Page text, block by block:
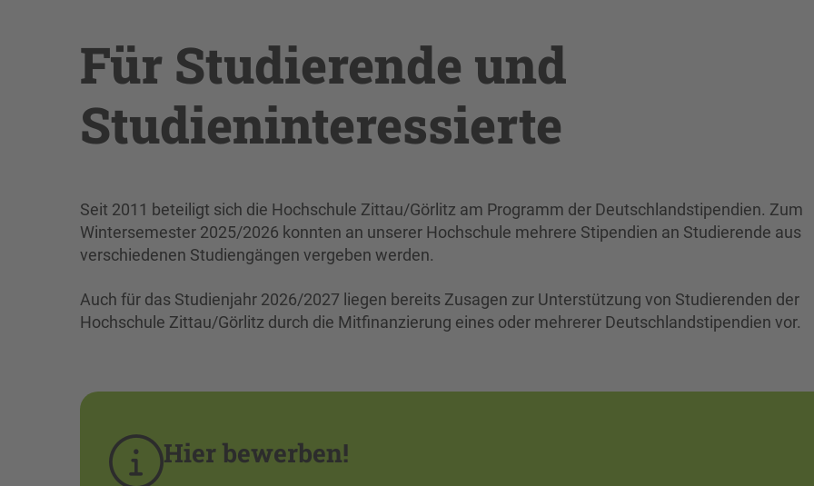
Für Studierende und
Studieninteressierte
Seit 2011 beteiligt sich die Hochschule Zittau/Görlitz am Programm der Deutschlandstipendien. Zum
Wintersemester 2025/2026 konnten an unserer Hochschule mehrere Stipendien an Studierende aus
verschiedenen Studiengängen vergeben werden.
Auch für das Studienjahr 2026/2027 liegen bereits Zusagen zur Unterstützung von Studierenden der
Hochschule Zittau/Görlitz durch die Mitfinanzierung eines oder mehrerer Deutschlandstipendien vor.
Hier bewerben!